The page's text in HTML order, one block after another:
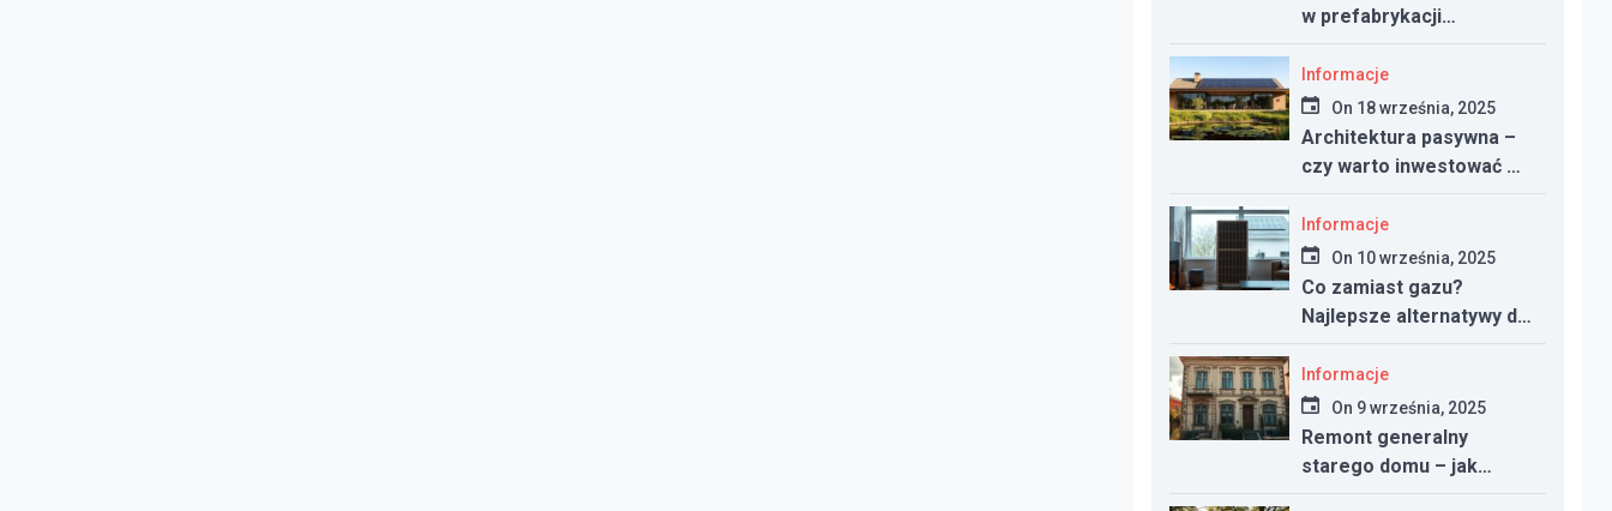
w prefabrykacji
betonowej
Informacje
On 18 września, 2025
Architektura pasywna –
czy warto inwestować w
dom energooszczędny?
Informacje
On 10 września, 2025
Co zamiast gazu?
Najlepsze alternatywy dla
ogrzewania w nowym
domu
Informacje
On 9 września, 2025
Remont generalny
starego domu – jak
zacząć, ile kosztuje i na